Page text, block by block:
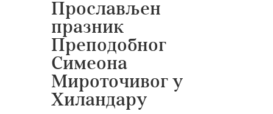
Прослављен
празник
Преподобног
Симеона
Мироточивог у
Хиландару